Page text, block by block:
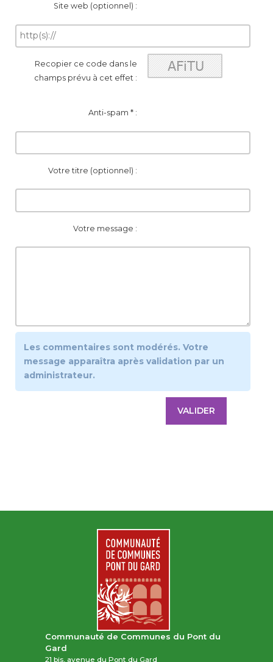
Site web (optionnel) :
Recopier ce code dans le
champs prévu à cet effet :
Anti-spam * :
Votre titre (optionnel) :
Votre message :
Les commentaires sont modérés. Votre
message apparaîtra après validation par un
administrateur.
Communauté de Communes du Pont du
Gard
21 bis, avenue du Pont du Gard